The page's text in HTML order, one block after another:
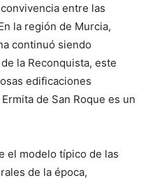
entre las
la región de Murcia,
continuó siendo
la Reconquista, este
edificaciones
de San Roque es un
el modelo típico de las
de la época,